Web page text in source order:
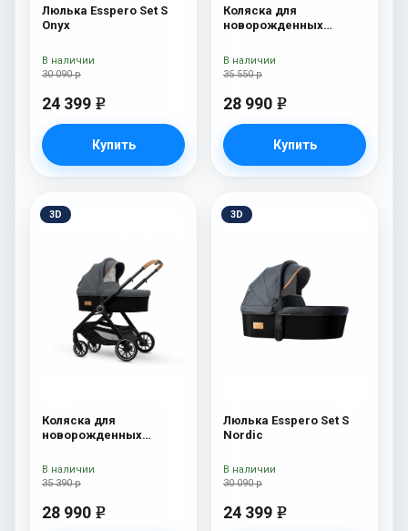
Люлька Esspero Set S
Onyx
30 090 р
24 399 e
Купить
В наличии
Коляска для
новорожденных
35 550 р
28 990 e
Купить
В наличии
3D
Коляска для
новорожденных
35 390 р
28 990 e
В наличии
3D
Люлька Esspero Set S
Nordic
30 090 р
24 399 e
В наличии